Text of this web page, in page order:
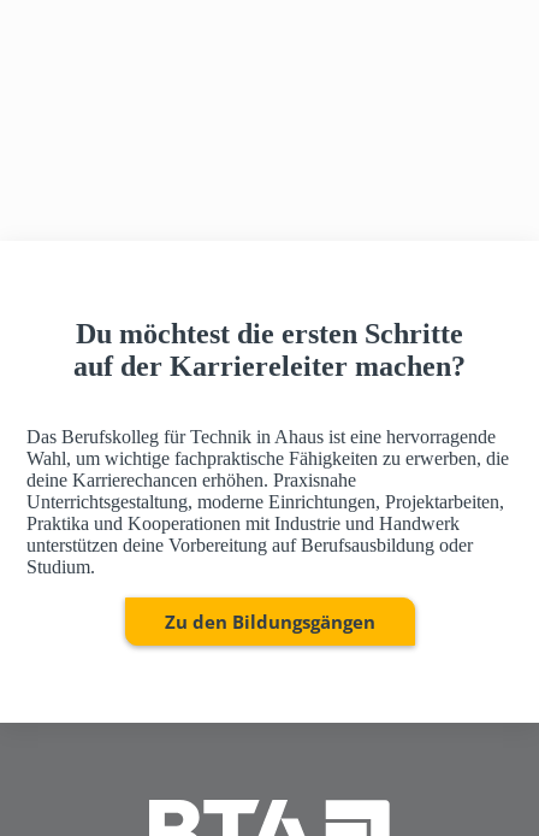
Du möchtest die ersten Schritte
auf der Karriereleiter machen?
Das Berufskolleg für Technik in Ahaus ist eine hervorragende
Wahl, um wichtige fachpraktische Fähigkeiten zu erwerben, die
deine Karrierechancen erhöhen. Praxisnahe
Unterrichtsgestaltung, moderne Einrichtungen, Projektarbeiten,
Praktika und Kooperationen mit Industrie und Handwerk
unterstützen deine Vorbereitung auf Berufsausbildung oder
Studium.
Zu den Bildungsgängen